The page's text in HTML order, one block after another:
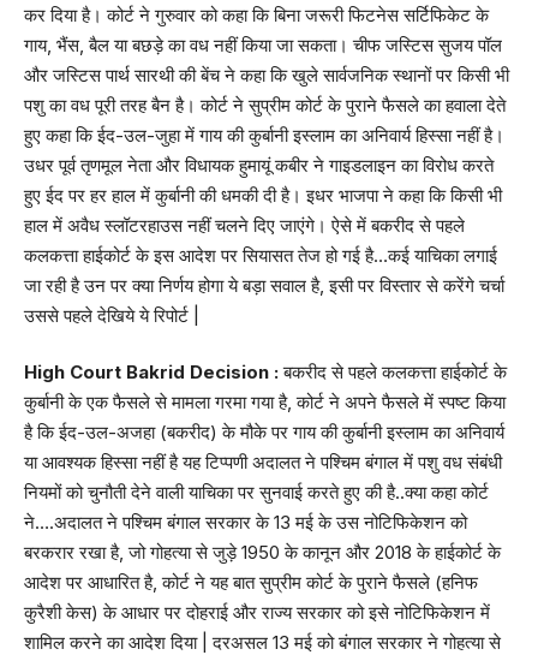
कर दिया है। कोर्ट ने गुरुवार को कहा कि बिना जरूरी फिटनेस सर्टिफिकेट के
गाय, भैंस, बैल या बछड़े का वध नहीं किया जा सकता। चीफ जस्टिस सुजय पॉल
और जस्टिस पार्थ सारथी की बेंच ने कहा कि खुले सार्वजनिक स्थानों पर किसी भी
पशु का वध पूरी तरह बैन है। कोर्ट ने सुप्रीम कोर्ट के पुराने फैसले का हवाला देते
हुए कहा कि ईद-उल-जुहा में गाय की कुर्बानी इस्लाम का अनिवार्य हिस्सा नहीं है।
उधर पूर्व तृणमूल नेता और विधायक हुमायूं कबीर ने गाइडलाइन का विरोध करते
हुए ईद पर हर हाल में कुर्बानी की धमकी दी है। इधर भाजपा ने कहा कि किसी भी
हाल में अवैध स्लॉटरहाउस नहीं चलने दिए जाएंगे। ऐसे में बकरीद से पहले
कलकत्ता हाईकोर्ट के इस आदेश पर सियासत तेज हो गई है…कई याचिका लगाई
जा रही है उन पर क्या निर्णय होगा ये बड़ा सवाल है, इसी पर विस्तार से करेंगे चर्चा
उससे पहले देखिये ये रिपोर्ट |
High Court Bakrid Decision :बकरीद से पहले कलकत्ता हाईकोर्ट के
कुर्बानी के एक फैसले से मामला गरमा गया है, कोर्ट ने अपने फैसले में स्पष्ट किया
है कि ईद-उल-अजहा (बकरीद) के मौके पर गाय की कुर्बानी इस्लाम का अनिवार्य
या आवश्यक हिस्सा नहीं है यह टिप्पणी अदालत ने पश्चिम बंगाल में पशु वध संबंधी
नियमों को चुनौती देने वाली याचिका पर सुनवाई करते हुए की है..क्या कहा कोर्ट
ने….अदालत ने पश्चिम बंगाल सरकार के 13 मई के उस नोटिफिकेशन को
बरकरार रखा है, जो गोहत्या से जुड़े 1950 के कानून और 2018 के हाईकोर्ट के
आदेश पर आधारित है, कोर्ट ने यह बात सुप्रीम कोर्ट के पुराने फैसले (हनिफ
कुरैशी केस) के आधार पर दोहराई और राज्य सरकार को इसे नोटिफिकेशन में
शामिल करने का आदेश दिया | दरअसल 13 मई को बंगाल सरकार ने गोहत्या से